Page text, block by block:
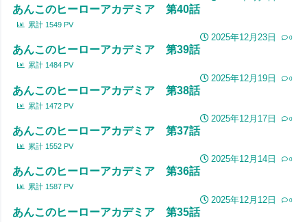
あんこのヒーローアカデミア 第40話
累計 1549 PV
2025年12月23日 0
あんこのヒーローアカデミア 第39話
累計 1484 PV
2025年12月19日 0
あんこのヒーローアカデミア 第38話
累計 1472 PV
2025年12月17日 0
あんこのヒーローアカデミア 第37話
累計 1552 PV
2025年12月14日 0
あんこのヒーローアカデミア 第36話
累計 1587 PV
2025年12月12日 0
あんこのヒーローアカデミア 第35話